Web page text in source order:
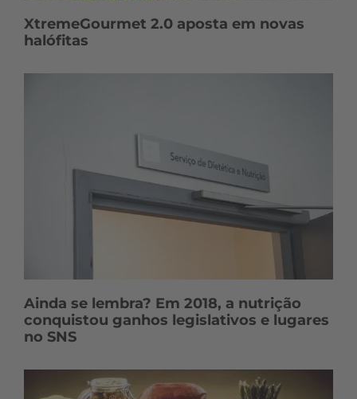
XtremeGourmet 2.0 aposta em novas
halófitas
Ainda se lembra? Em 2018, a nutrição
conquistou ganhos legislativos e lugares
no SNS